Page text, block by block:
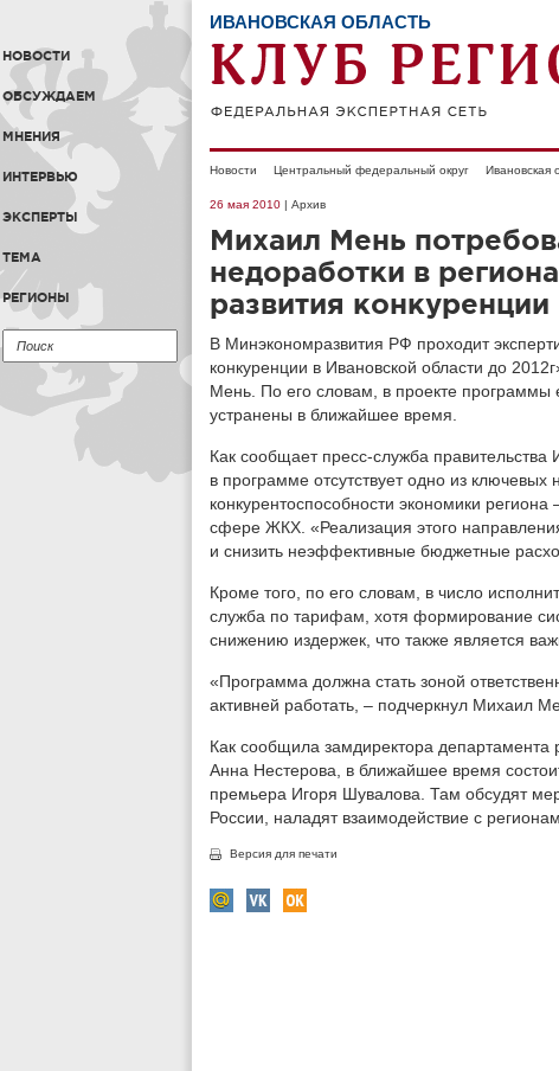
НОВОСТИ
ОБСУЖДАЕМ
МНЕНИЯ
ИНТЕРВЬЮ
ЭКСПЕРТЫ
ТЕМА
РЕГИОНЫ
ИВАНОВСКАЯ ОБЛАСТЬ
Новости Центральный федеральный округ Ивановская
26 мая 2010 | Архив
Михаил Мень
недоработки в
развития конкуренции
В Минэкономразвития РФ проходит
конкуренции в Ивановской области до
Мень. По его словам, в проекте программы
устранены в ближайшее время.
Как сообщает пресс-служба правительства
в программе отсутствует одно из
конкурентоспособности экономики
сфере ЖКХ. «Реализация этого
и снизить неэффективные бюджетные
Кроме того, по его словам, в число
служба по тарифам, хотя формирование
снижению издержек, что также является
«Программа должна стать зоной
активней работать, – подчеркнул Михаил
Как сообщила замдиректора
Анна Нестерова, в ближайшее время
премьера Игоря Шувалова. Там обсудят
России, наладят взаимодействие с
Версия для печати